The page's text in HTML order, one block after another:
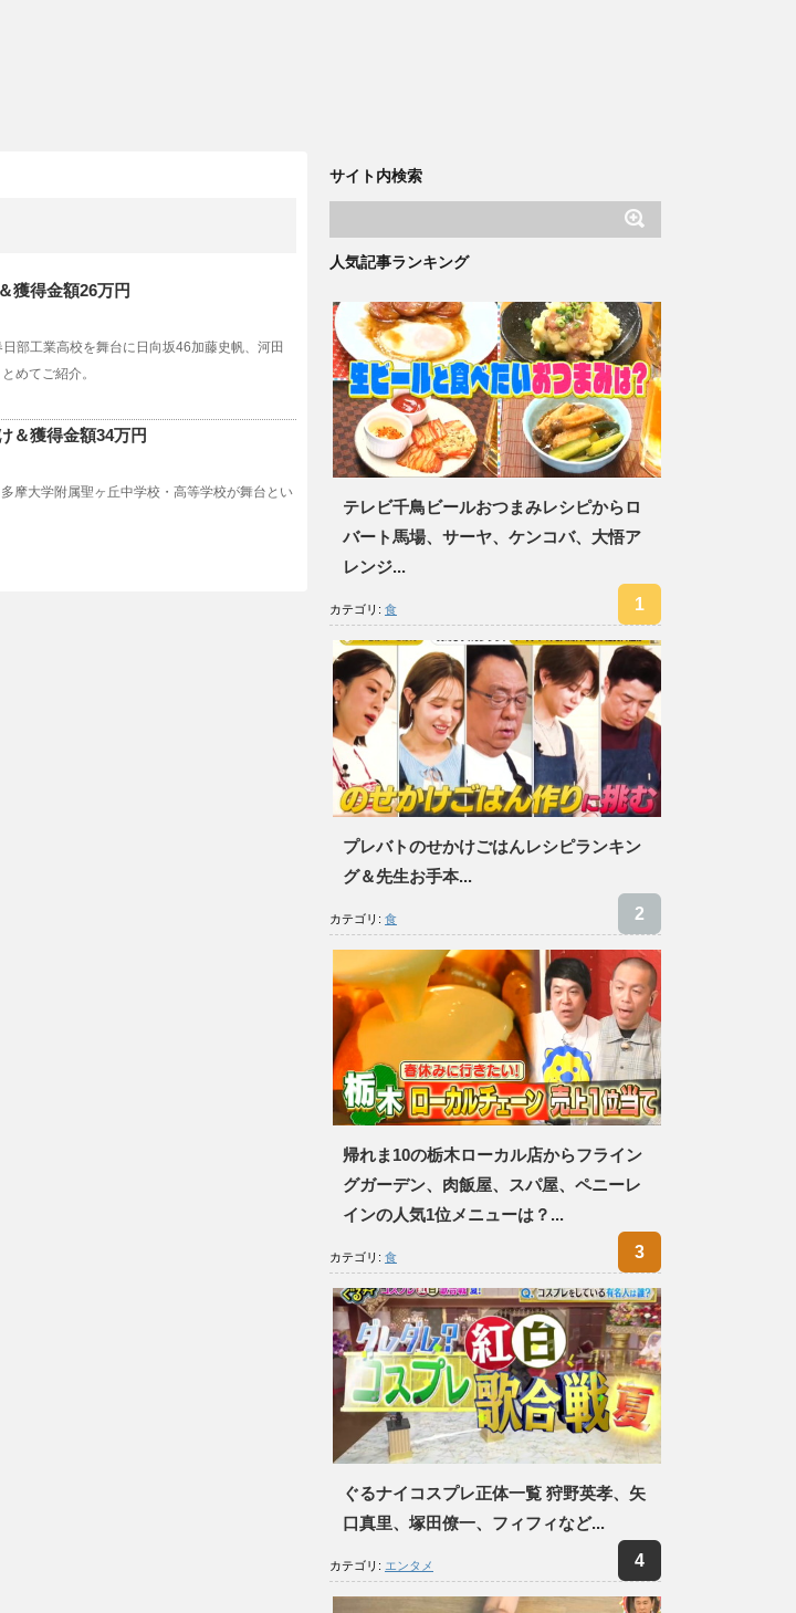
獲得金額26万円
部工業高校を舞台に日向坂46加藤史帆、河田
めてご紹介。
＆獲得金額34万円
摩大学附属聖ヶ丘中学校・高等学校が舞台とい
サイト内検索
人気記事ランキング
テレビ千鳥ビールおつまみレシピからロ
バート馬場、サーヤ、ケンコバ、大悟ア
レンジ...
カテゴリ: 食
プレバトのせかけごはんレシピランキン
グ＆先生お手本...
カテゴリ: 食
帰れま10の栃木ローカル店からフライン
グガーデン、肉飯屋、スパ屋、ペニーレ
インの人気1位メニューは？...
カテゴリ: 食
ぐるナイコスプレ正体一覧 狩野英孝、矢
口真里、塚田僚一、フィフィなど...
カテゴリ: エンタメ